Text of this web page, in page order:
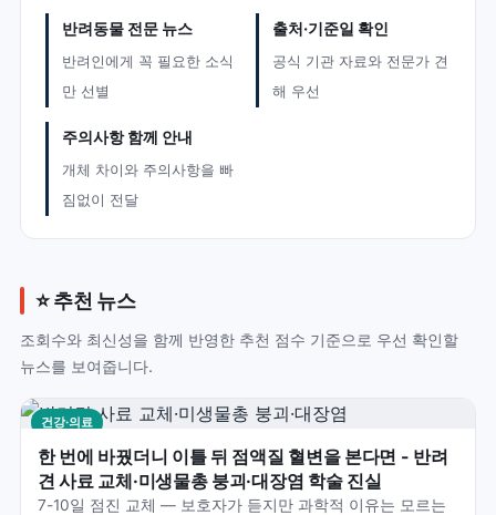
반려동물 전문 뉴스
반려인에게 꼭 필요한 소식
만 선별
출처·기준일 확인
공식 기관 자료와 전문가 견
해 우선
주의사항 함께 안내
개체 차이와 주의사항을 빠
짐없이 전달
⭐ 추천 뉴스
조회수와 최신성을 함께 반영한 추천 점수 기준으로 우선 확인할
뉴스를 보여줍니다.
건강·의료
한 번에 바꿨더니 이틀 뒤 점액질 혈변을 본다면 - 반려
견 사료 교체·미생물총 붕괴·대장염 학술 진실
7-10일 점진 교체 — 보호자가 듣지만 과학적 이유는 모르는